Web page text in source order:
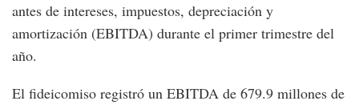
antes de intereses, impuestos, depreciación y
amortización (EBITDA) durante el primer trimestre del
año.
El fideicomiso registró un EBITDA de 679.9 millones de